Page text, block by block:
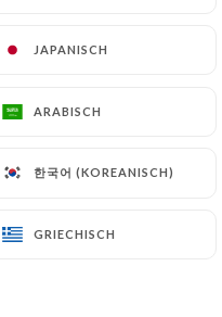
JAPANISCH
ARABISCH
한국어 (KOREANISCH)
GRIECHISCH
JAPANISCH
ARABISCH
한국어 (KOREANISCH)
GRIECHISCH